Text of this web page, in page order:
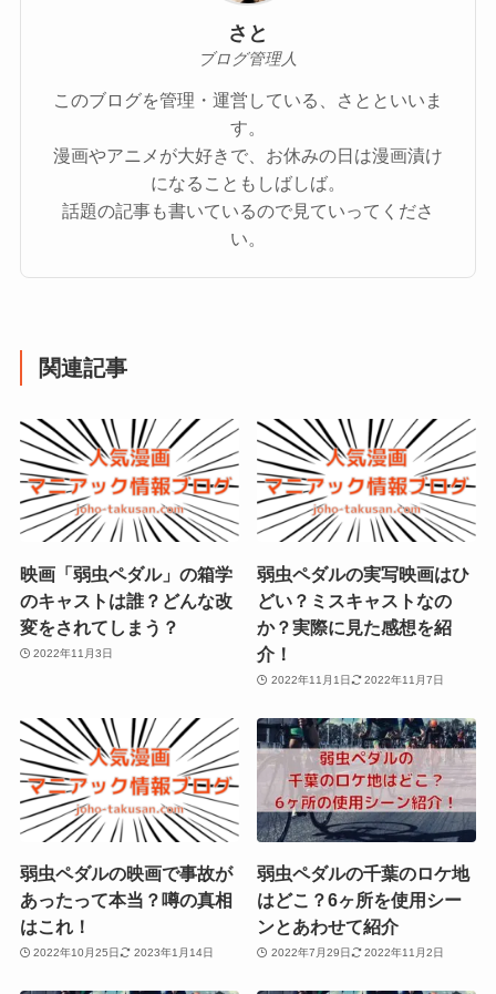
さと
ブログ管理人
このブログを管理・運営している、さとといいま
す。
漫画やアニメが大好きで、お休みの日は漫画漬け
になることもしばしば。
話題の記事も書いているので見ていってくださ
い。
関連記事
映画「弱虫ペダル」の箱学
のキャストは誰？どんな改
変をされてしまう？
2022年11月3日
弱虫ペダルの実写映画はひ
どい？ミスキャストなの
か？実際に見た感想を紹
介！
2022年11月1日 2022年11月7日
弱虫ペダルの映画で事故が
あったって本当？噂の真相
はこれ！
2022年10月25日 2023年1月14日
弱虫ペダルの千葉のロケ地
はどこ？6ヶ所を使用シー
ンとあわせて紹介
2022年7月29日 2022年11月2日